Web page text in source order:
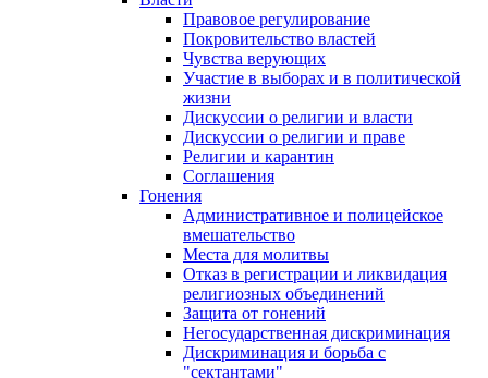
Правовое регулирование
Покровительство властей
Чувства верующих
Участие в выборах и в политической
жизни
Дискуссии о религии и власти
Дискуссии о религии и праве
Религии и карантин
Соглашения
Гонения
Административное и полицейское
вмешательство
Места для молитвы
Отказ в регистрации и ликвидация
религиозных объединений
Защита от гонений
Негосударственная дискриминация
Дискриминация и борьба с
"сектантами"